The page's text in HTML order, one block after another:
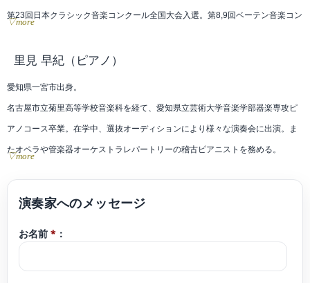
第23回日本クラシック音楽コンクール全国大会入選。第8,9回ベーテン音楽コン
別賞受賞。第19回万里の長城杯国際音楽コンクール第1位、併せて理事長賞受
ョンにより「室内楽の楽しみ」「室内楽の夕べ」に出演。「清流の国ぎふ 文化
祭2024」の開会式にて、天皇皇后両陛下の御前で演奏。
2020〜2024年、第1期ぎふ弦楽器貸与プロジェクト〈STROAN〉メンバー。
第14回ミュージック・アカデミーinみやざき2021を受講。
これまでに花井晶子、古田央音、北垣紀子、白石禮子の各氏に師事。
▽more
里見 早紀 （ピアノ）
愛知県一宮市出身。
名古屋市立菊里高等学校音楽科を経て、愛知県立芸術大学音楽学部器楽専攻ピ
アノコース卒業。在学中、選抜オーディションにより様々な演奏会に出演。ま
たオペラや管楽器オーケストラレパートリーの稽古ピアニストを務める。
テン音楽コンクール全国大会第5位。他受賞。
ON music project主催リレーコンサートVol.118「燈-ともしび-」、ドキュメン
▽more
お名前 * ：